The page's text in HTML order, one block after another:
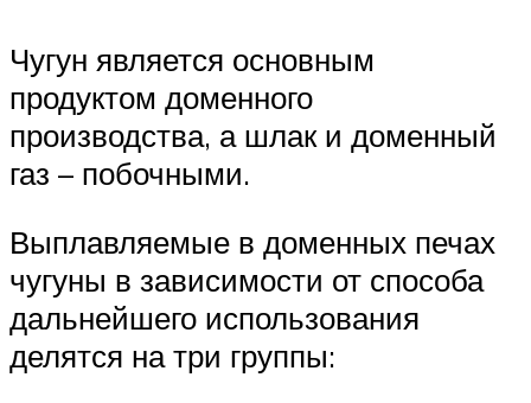
Чугун является основным
продуктом доменного
производства, а шлак и доменный
газ – побочными.
Выплавляемые в доменных печах
чугуны в зависимости от способа
дальнейшего использования
делятся на три группы: